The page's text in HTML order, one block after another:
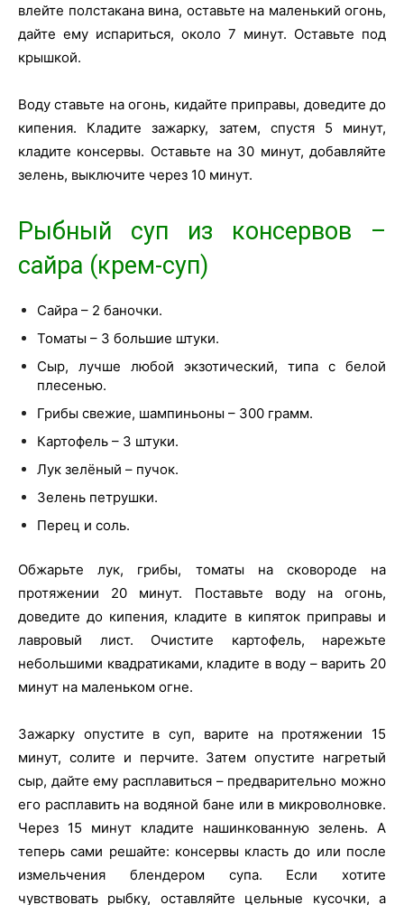
влейте полстакана вина, оставьте на маленький огонь,
дайте ему испариться, около 7 минут. Оставьте под
крышкой.
Воду ставьте на огонь, кидайте приправы, доведите до
кипения. Кладите зажарку, затем, спустя 5 минут,
кладите консервы. Оставьте на 30 минут, добавляйте
зелень, выключите через 10 минут.
Рыбный суп из консервов –
сайра (крем-суп)
Сайра – 2 баночки.
Томаты – 3 большие штуки.
Сыр, лучше любой экзотический, типа с белой
плесенью.
Грибы свежие, шампиньоны – 300 грамм.
Картофель – 3 штуки.
Лук зелёный – пучок.
Зелень петрушки.
Перец и соль.
Обжарьте лук, грибы, томаты на сковороде на
протяжении 20 минут. Поставьте воду на огонь,
доведите до кипения, кладите в кипяток приправы и
лавровый лист. Очистите картофель, нарежьте
небольшими квадратиками, кладите в воду – варить 20
минут на маленьком огне.
Зажарку опустите в суп, варите на протяжении 15
минут, солите и перчите. Затем опустите нагретый
сыр, дайте ему расплавиться – предварительно можно
его расплавить на водяной бане или в микроволновке.
Через 15 минут кладите нашинкованную зелень. А
теперь сами решайте: консервы класть до или после
измельчения блендером супа. Если хотите
чувствовать рыбку, оставляйте цельные кусочки, а